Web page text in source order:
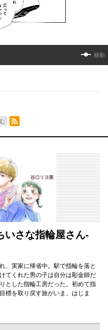
移動
RSSフィード
いさな指輪屋さん‐
、実家に帰省中。駅で指輪を落と
てくれた男の子は自分は彫金師だ
とした指輪工房だった。初めて指
標を取り戻す旅がいま、はじま